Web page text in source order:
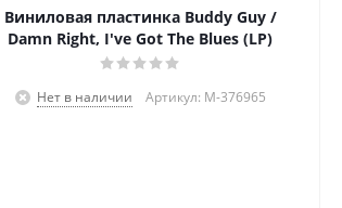
Виниловая пластинка Buddy Guy /
Damn Right, I've Got The Blues (LP)
Нет в наличии Артикул: M-376965